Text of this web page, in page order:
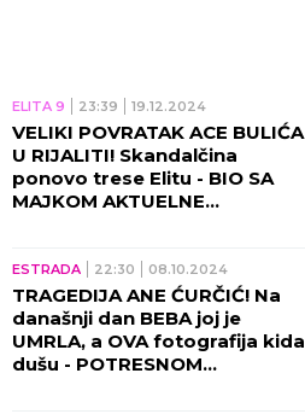
ELITA 9 23:39 19.12.2024
VELIKI POVRATAK ACE BULIĆA
U RIJALITI! Skandalčina
ponovo trese Elitu - BIO SA
MAJKOM AKTUELNE
ESTRADA 22:30 08.10.2024
TRAGEDIJA ANE ĆURČIĆ! Na
današnji dan BEBA joj je
UMRLA, a OVA fotografija kida
dušu - POTRESNOM